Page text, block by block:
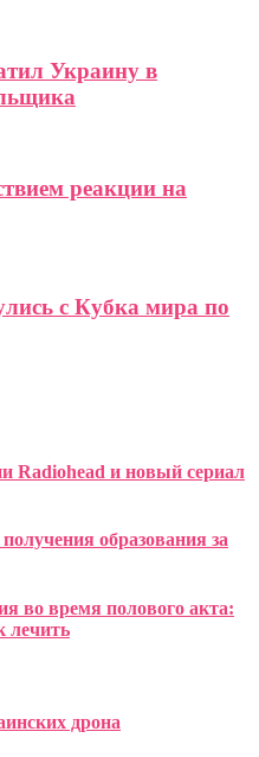
Украину в
реакции на
с Кубка мира по
Radiohead и новый сериал
образования за
во время полового акта:
лечить
дрона